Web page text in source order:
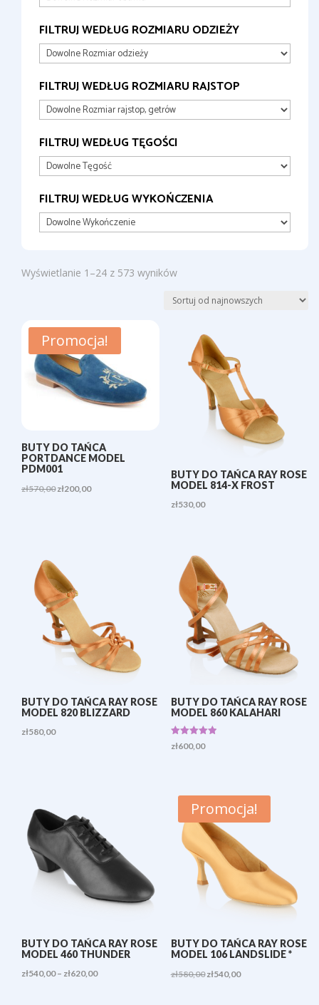
FILTRUJ WEDŁUG ROZMIARU ODZIEŻY
FILTRUJ WEDŁUG ROZMIARU RAJSTOP
FILTRUJ WEDŁUG TĘGOŚCI
FILTRUJ WEDŁUG WYKOŃCZENIA
Wyświetlanie 1–24 z 573 wynikówPosortowane
najnowszych
Promocja!
BUTY DO TAŃCA
PORTDANCE MODEL
PDM001
zł570,00 Pierwotna
zł200,00Aktualna
BUTY DO TAŃCA RAY ROSE
MODEL 814-X FROST
zł530,00
BUTY DO TAŃCA RAY ROSE
MODEL 820 BLIZZARD
zł580,00
BUTY DO TAŃCA RAY ROSE
MODEL 860 KALAHARI
Oceniono
5.00
zł600,00
BUTY DO TAŃCA RAY ROSE
MODEL 460 THUNDER
zł540,00 – zł620,00Zakres
Promocja!
BUTY DO TAŃCA RAY ROSE
MODEL 106 LANDSLIDE *
zł580,00Pierwotna
zł540,00Aktualna